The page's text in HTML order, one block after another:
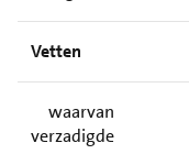
Vetten
waarvan
verzadigde